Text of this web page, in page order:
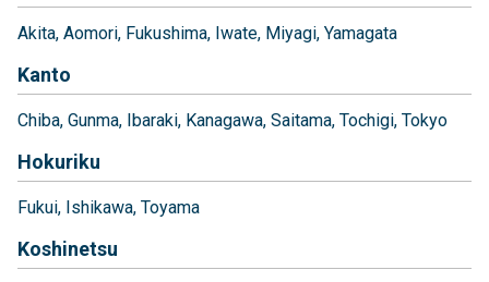
Akita Aomori Fukushima Iwate Miyagi Yamagata
Kanto
Chiba Gunma Ibaraki Kanagawa Saitama Tochigi Tokyo
Hokuriku
Fukui Ishikawa Toyama
Koshinetsu